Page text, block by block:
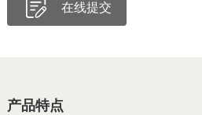
在线提交
产品特点